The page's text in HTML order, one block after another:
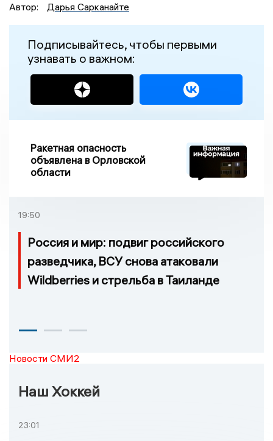
Автор:
Дарья Сарканайте
Подписывайтесь, чтобы первыми
узнавать о важном:
Ракетная опасность
объявлена в Орловской
области
19:50
Россия и мир: подвиг российского
разведчика, ВСУ снова атаковали
Wildberries и стрельба в Таиланде
Новости СМИ2
Наш Хоккей
23:01